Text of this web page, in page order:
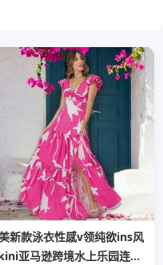
新款泳衣性感v领纯欲ins风
亚马逊跨境水上乐园连体